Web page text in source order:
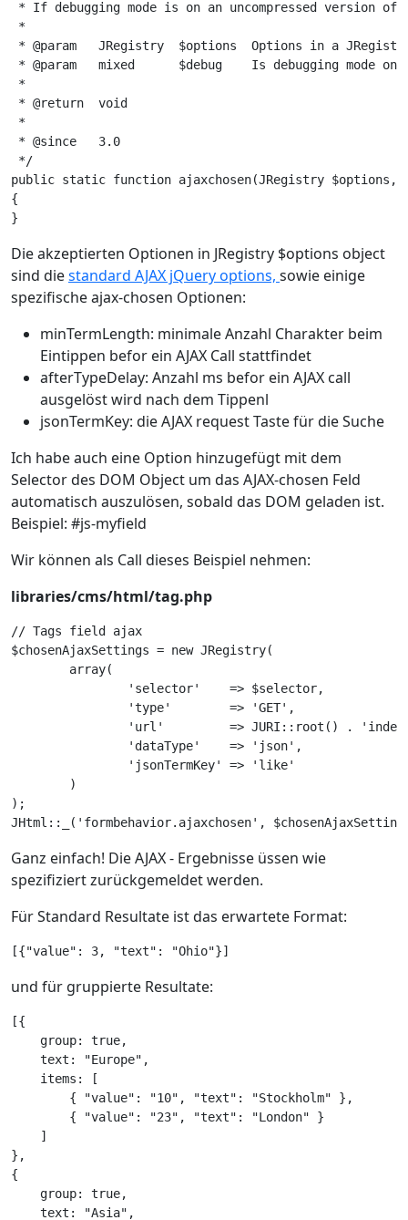
* If debugging mode is on an uncompressed version
*
* @param   JRegistry  $options  Options in a
* @param   mixed      $debug    Is debugging mode
*
* @return  void
*
* @since   3.0
*/
public static function ajaxchosen(JRegistry $options,
{
Die akzeptierten Optionen in JRegistry $options object
sind diestandard AJAX jQuery options, sowie einige
spezifische ajax-chosen Optionen:
minTermLength: minimale Anzahl Charakter beim
Eintippen befor ein AJAX Call stattfindet
afterTypeDelay: Anzahl ms befor ein AJAX call
ausgelöst wird nach dem Tippenl
jsonTermKey: die AJAX request Taste für die Suche
Ich habe auch eine Option hinzugefügt mit dem
Selector des DOM Object um das AJAX-chosen Feld
automatisch auszulösen, sobald das DOM geladen ist.
Beispiel: #js-myfield
Wir können als Call dieses Beispiel nehmen:
libraries/cms/html/tag.php
// Tags field ajax
$chosenAjaxSettings = new JRegistry(
);
Ganz einfach! Die AJAX - Ergebnisse üssen wie
spezifiziert zurückgemeldet werden.
Für Standard Resultate ist das erwartete Format:
[{"value": 3, "text": "Ohio"}]
und für gruppierte Resultate:
[{
    group: true,
    text: "Europe",
    items: [
        { "value": "10", "text": "Stockholm" },
        { "value": "23", "text": "London" }
    ]
},
{
    group: true,
    text: "Asia",